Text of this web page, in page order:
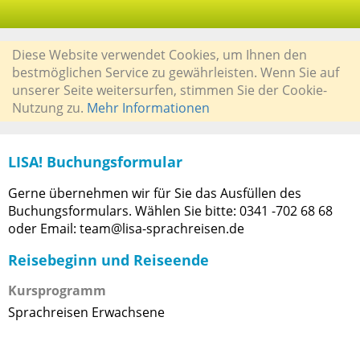
Diese Website verwendet Cookies, um Ihnen den
bestmöglichen Service zu gewährleisten. Wenn Sie auf
unserer Seite weitersurfen, stimmen Sie der Cookie-
Nutzung zu. Mehr Informationen
LISA! Buchungsformular
Gerne übernehmen wir für Sie das Ausfüllen des
Buchungsformulars. Wählen Sie bitte: 0341 -702 68 68
oder Email: team@lisa-sprachreisen.de
Reisebeginn und Reiseende
Kursprogramm
Sprachreisen Erwachsene